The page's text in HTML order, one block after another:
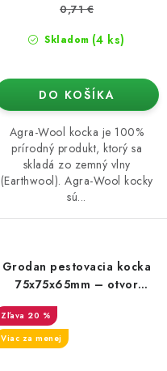
Skladom (4 ks)
0,71 €
DO KOŠÍKA
Agra-Wool kocka je 100%
prírodný produkt, ktorý sa
skladá zo zemný vlny
(Earthwool). Agra-Wool kocky
sú...
Grodan pestovacia kocka
75x75x65mm – otvor
20 %
Viac za menej